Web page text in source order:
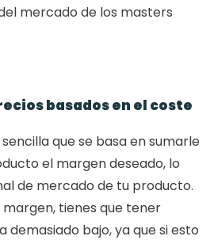
mercado de los masters
basados en el coste
que se basa en sumarle
el margen deseado, lo
de mercado de tu producto.
tienes que tener
demasiado bajo, ya que si esto